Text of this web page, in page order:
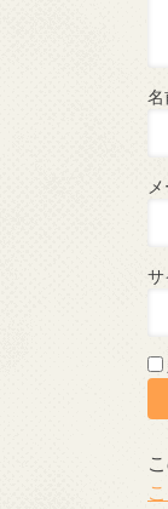
名
サ